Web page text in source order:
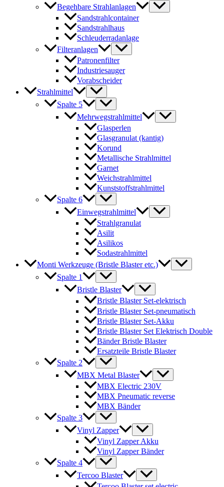
Begehbare Strahlanlagen
Sandstrahlcontainer
Sandstrahlhaus
Schleuderradanlage
Filteranlagen
Patronenfilter
Industriesauger
Vorabscheider
Strahlmittel
Spalte 5
Mehrwegstrahlmittel
Glasperlen
Glasgranulat (kantig)
Korund
Metallische Strahlmittel
Garnet
Weichstrahlmittel
Kunststoffstrahlmittel
Spalte 6
Einwegstrahlmittel
Strahlgranulat
Asilit
Asilikos
Sodastrahlmittel
Monti Werkzeuge (Bristle Blaster etc.)
Spalte 1
Bristle Blaster
Bristle Blaster Set-elektrisch
Bristle Blaster Set-pneumatisch
Bristle Blaster Set-Akku
Bristle Blaster Set Elektrisch Double
Bänder Bristle Blaster
Ersatzteile Bristle Blaster
Spalte 2
MBX Metal Blaster
MBX Electric 230V
MBX Pneumatic reverse
MBX Bänder
Spalte 3
Vinyl Zapper
Vinyl Zapper Akku
Vinyl Zapper Bänder
Spalte 4
Tercoo Blaster